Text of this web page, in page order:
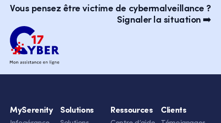
Vous pensez être victime de cybermalveillance ?
Signaler la situation ➡️
MySerenity Solutions Ressources Clients